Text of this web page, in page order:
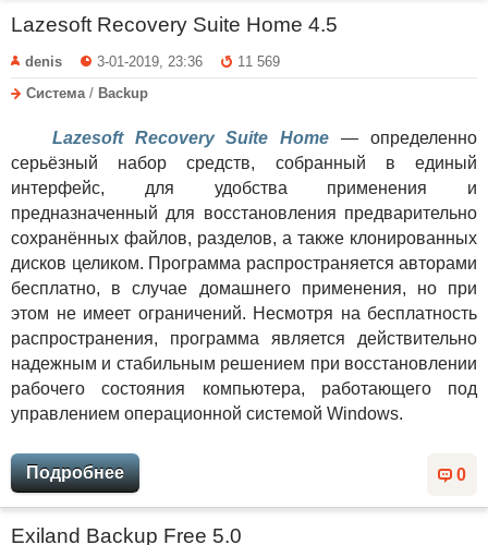
Lazesoft Recovery Suite Home 4.5
denis 3-01-2019, 23:36
11 569
Система/ Backup
Lazesoft Recovery Suite Home — определенно
серьёзный набор средств, собранный в единый
интерфейс, для удобства применения и
предназначенный для восстановления предварительно
сохранённых файлов, разделов, а также клонированных
дисков целиком. Программа распространяется авторами
бесплатно, в случае домашнего применения, но при
этом не имеет ограничений. Несмотря на бесплатность
распространения, программа является действительно
надежным и стабильным решением при восстановлении
рабочего состояния компьютера, работающего под
управлением операционной системой Windows.
0
Подробнее
Exiland Backup Free 5.0